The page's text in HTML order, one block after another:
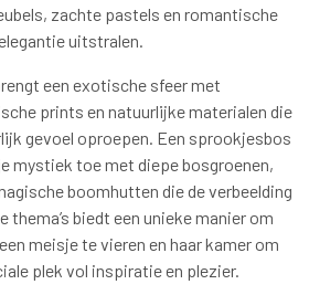
zachte pastels en romantische
uitstralen.
een exotische sfeer met
prints en natuurlijke materialen die
gevoel oproepen. Een sprookjesbos
mystiek toe met diepe bosgroenen,
boomhutten die de verbeelding
thema’s biedt een unieke manier om
meisje te vieren en haar kamer om
plek vol inspiratie en plezier.